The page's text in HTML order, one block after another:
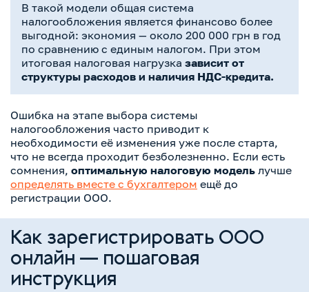
В такой модели общая система
налогообложения является финансово более
выгодной: экономия — около 200 000 грн в год
по сравнению с единым налогом. При этом
итоговая налоговая нагрузка зависит от
структуры расходов и наличия НДС-кредита.
Ошибка на этапе выбора системы
налогообложения часто приводит к
необходимости её изменения уже после старта,
что не всегда проходит безболезненно. Если есть
сомнения, оптимальную налоговую модель лучше
определять вместе с бухгалтером ещё до
регистрации ООО.
Как зарегистрировать ООО
онлайн — пошаговая
инструкция